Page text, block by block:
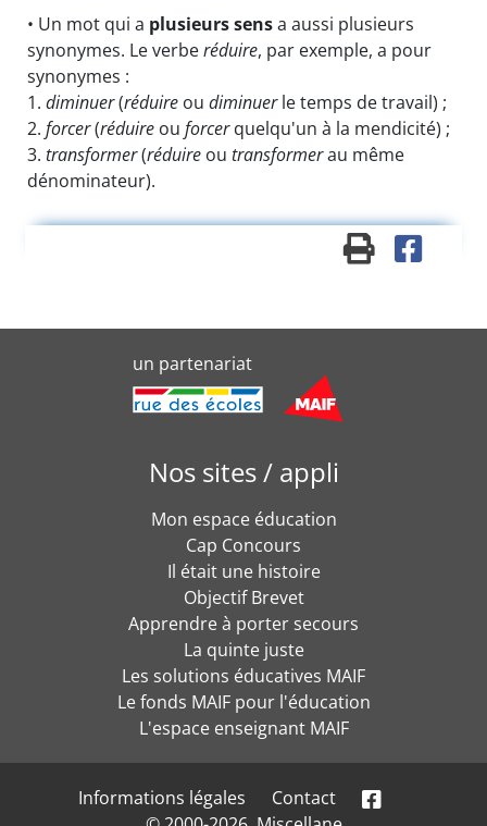
• Un mot qui a plusieurs sensa aussi plusieurs
synonymes. Le verberéduire, par exemple, a pour
synonymes :
1. diminuer(réduire ou diminuerle temps de travail) ;
2. forcer(réduire ou forcerquelqu'un à la mendicité) ;
3. transformer(réduire ou transformerau même
dénominateur).
un partenariat
Nos sites / appli
Mon espace éducation
Cap Concours
Il était une histoire
Objectif Brevet
Apprendre à porter secours
La quinte juste
Les solutions éducatives MAIF
Le fonds MAIF pour l'éducation
L'espace enseignant MAIF
Informations légales
Contact